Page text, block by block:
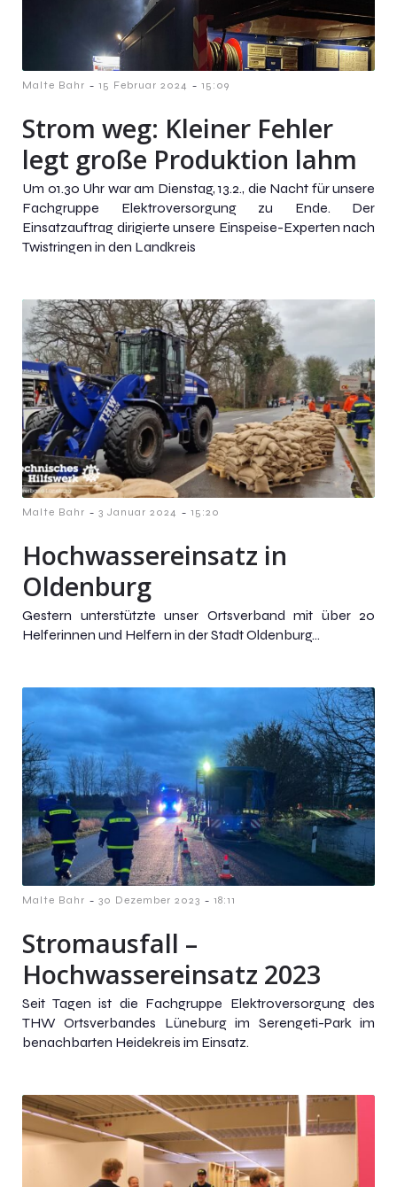
Malte Bahr - 15 Februar 2024 - 15:09
Strom weg: Kleiner Fehler
legt große Produktion lahm
Um 01.30 Uhr war am Dienstag, 13.2., die Nacht für unsere
Fachgruppe Elektroversorgung zu Ende. Der
Einsatzauftrag dirigierte unsere Einspeise-Experten nach
Twistringen in den Landkreis
Malte Bahr - 3 Januar 2024 - 15:20
Hochwassereinsatz in
Oldenburg
Gestern unterstützte unser Ortsverband mit über 20
Helferinnen und Helfern in der Stadt Oldenburg...
Malte Bahr - 30 Dezember 2023 - 18:11
Stromausfall –
Hochwassereinsatz 2023
Seit Tagen ist die Fachgruppe Elektroversorgung des
THW Ortsverbandes Lüneburg im Serengeti-Park im
benachbarten Heidekreis im Einsatz.